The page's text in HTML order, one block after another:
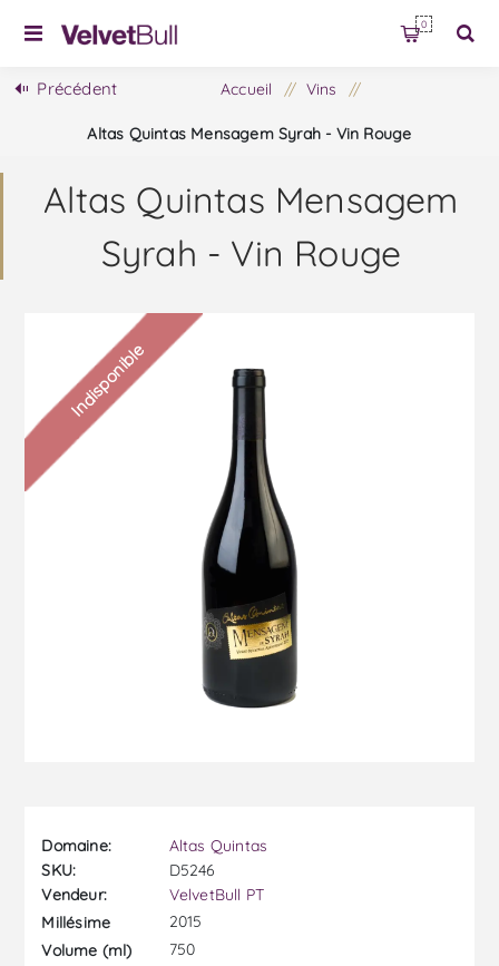
0
Précédent Accueil / Vins /
Altas Quintas Mensagem Syrah - Vin Rouge
Altas Quintas Mensagem
Syrah - Vin Rouge
Indisponible
Domaine:
Altas Quintas
SKU:
D5246
Vendeur:
VelvetBull PT
Millésime
2015
Volume (ml)
750